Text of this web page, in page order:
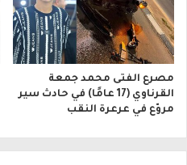
مصرع الفتى محمد جمعة
القرناوي (17 عامًا) في حادث سير
مروّع في عرعرة النقب